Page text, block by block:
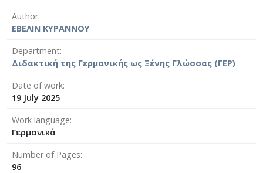
Author
ΕΒΕΛΙΝ ΚΥΡΑΝΝΟΥ
Department
Διδακτική της Γερμανικής ως Ξένης Γλώσσας (ΓΕΡ)
Date of work
19 July 2025
Work language
Γερμανικά
Number of Pages
96